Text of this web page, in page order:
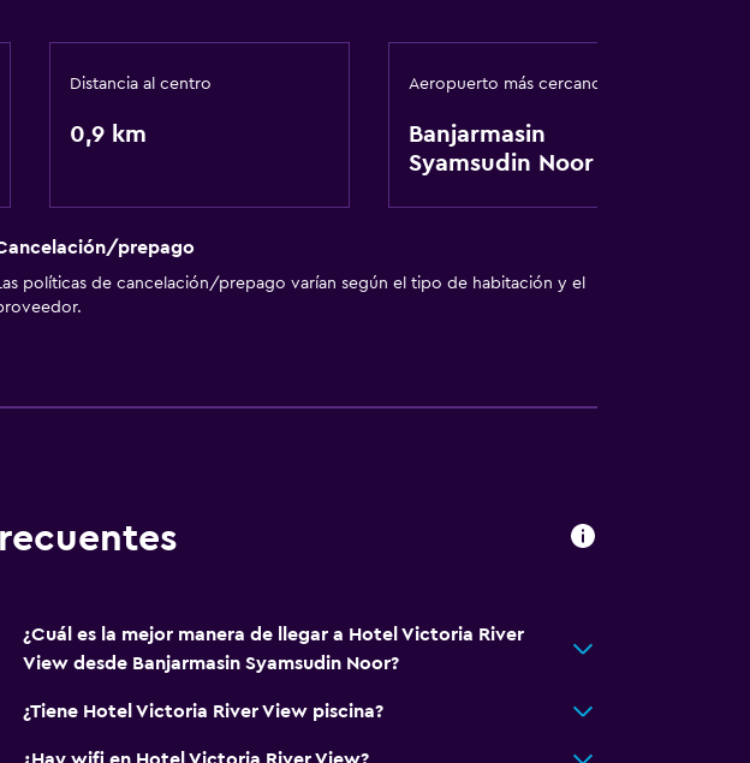
Distancia al centro
0,9 km
Aeropuerto más cercano
Banjarmasin
Syamsudin Noor
prepago
políticas de cancelación/prepago varían según el tipo de habitación y el
¿Cuál es la mejor manera de llegar a Hotel Victoria River
View desde Banjarmasin Syamsudin Noor?
¿Tiene Hotel Victoria River View piscina?